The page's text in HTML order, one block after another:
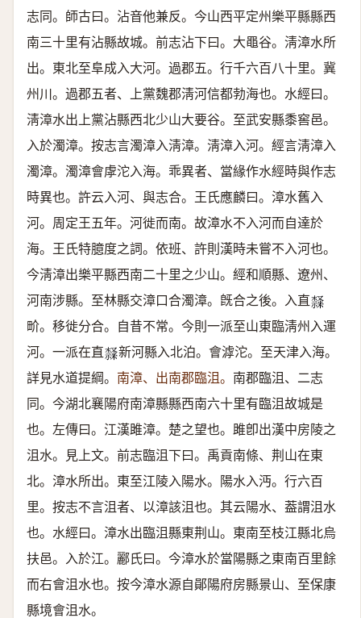
志同。師古曰。沾音他兼反。今山西平定州樂平縣縣西
南三十里有沾縣故城。前志沾下曰。大黽谷。淸漳水所
出。東北至阜成入大河。過郡五。行千六百八十里。冀
州川。過郡五者、上黨魏郡淸河信都勃海也。水經曰。
淸漳水出上黨沾縣西北少山大要谷。至武安縣黍窖邑。
入於濁漳。按志言濁漳入淸漳。淸漳入河。經言淸漳入
濁漳。濁漳會虖沱入海。乖異者、當緣作水經時與作志
時異也。許云入河、與志合。王氏應麟曰。漳水舊入
河。周定王五年。河徙而南。故漳水不入河而自達於
海。王氏特臆度之詞。依班、許則漢時未嘗不入河也。
今淸漳出樂平縣西南二十里之少山。經和順縣、遼州、
河南涉縣。至林縣交漳口合濁漳。旣合之後。入直𣜩
畍。移徙分合。自昔不常。今則一派至山東臨淸州入運
河。一派在直𣜩 新河縣入北泊。會滹沱。至天津入海。
詳見水道提綱。 南漳、出南郡臨沮。 南郡臨沮、二志
同。今湖北襄陽府南漳縣縣西南六十里有臨沮故城是
也。左傳曰。江漢雎漳。楚之望也。雎卽出漢中房陵之
沮水。見上文。前志臨沮下曰。禹貢南條、荆山在東
北。漳水所出。東至江陵入陽水。陽水入沔。行六百
里。按志不言沮者、以漳該沮也。其云陽水、葢謂沮水
也。水經曰。漳水出臨沮縣東荆山。東南至枝江縣北烏
扶邑。入於江。酈氏曰。今漳水於當陽縣之東南百里餘
而右會沮水也。按今漳水源自鄖陽府房縣景山、至保康
縣境會沮水。